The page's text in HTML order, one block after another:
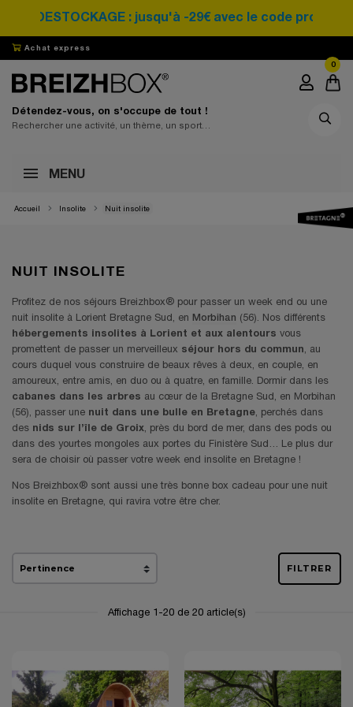
DESTOCKAGE : jusqu'à -29€ avec le code promo
Achat express
Détendez-vous, on s'occupe de tout !
0
MENU
Accueil Insolite Nuit insolite
NUIT INSOLITE
Profitez de nos séjours Breizhbox® pour passer un week end ou une
nuit insolite à Lorient Bretagne Sud, en Morbihan (56). Nos différents
hébergements insolites à Lorient et aux alentours vous
promettent de passer un merveilleux séjour hors du commun, au
cours duquel vous construire de beaux rêves à deux, en couple, en
amoureux, entre amis, en duo ou à quatre, en famille. Dormir dans les
cabanes dans les arbres au cœur de la Bretagne Sud, en Morbihan
(56), passer une nuit dans une bulle en Bretagne, perchés dans
des nids sur l’île de Groix, près du bord de mer, dans des pods ou
dans des yourtes mongoles aux portes du Finistère Sud… Le plus dur
sera de choisir où passer votre week end insolite en Bretagne !
Nos Breizhbox® sont aussi une très bonne box cadeau pour une nuit
insolite en Bretagne, qui ravira votre être cher.
FILTRER
Affichage 1-20 de 20 article(s)